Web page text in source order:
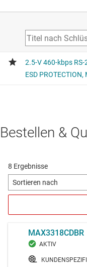
Bestellen &